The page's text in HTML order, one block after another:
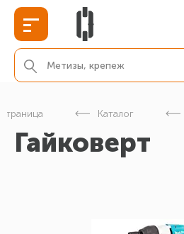
Каталог
Гайковерт